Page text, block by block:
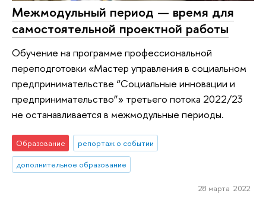
Межмодульный период — время для
самостоятельной проектной работы
Обучение на программе профессиональной
переподготовки «Мастер управления в социальном
предпринимательстве “Социальные инновации и
предпринимательство”» третьего потока 2022/23
не останавливается в межмодульные периоды.
Образование
репортаж о событии
дополнительное образование
28 марта 2022